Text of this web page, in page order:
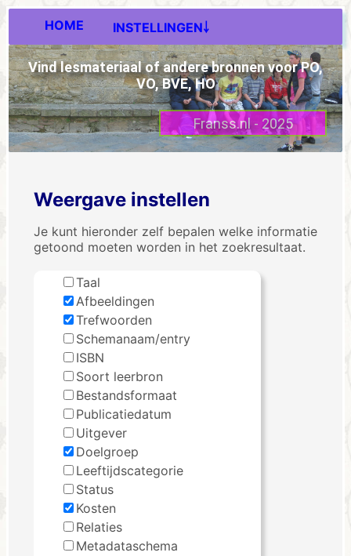
Vind lesmateriaal of andere bronnen voor PO,
VO, BVE, HO
Franss.nl - 2025
HOME INSTELLINGEN￬
Weergave instellen
Je kunt hieronder zelf bepalen welke informatie
getoond moeten worden in het zoekresultaat.
Taal
Afbeeldingen
Trefwoorden
Schemanaam/entry
ISBN
Soort leerbron
Bestandsformaat
Publicatiedatum
Uitgever
Doelgroep
Leeftijdscategorie
Status
Kosten
Relaties
Metadataschema